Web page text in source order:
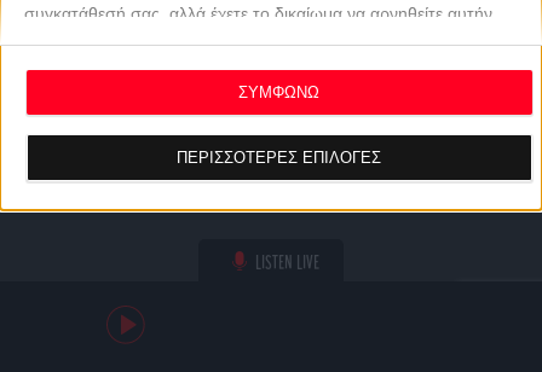
συγκατάθεσή σας, αλλά έχετε το δικαίωμα να αρνηθείτε αυτήν
ανακαλέσετε τη συγκατάθεσή σας ανά πάσα στιγμή
επιστρέφοντας σε αυτόν τον ιστότοπο και κάνοντας κλικ στο
κουμπί "Απορρήτου" στο κάτω μέρος της ιστοσελίδας.
ΠΕΡΙΣΣΟΤΕΡΕΣ ΕΠΙΛΟΓΕΣ
ΣΥΜΦΩΝΩ
LISTEN LIVE